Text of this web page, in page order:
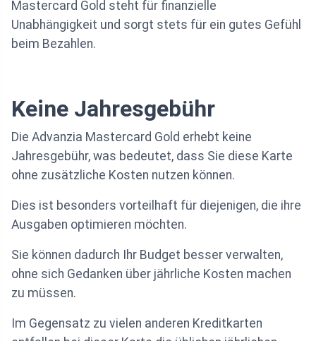
Mastercard Gold steht für finanzielle
Unabhängigkeit und sorgt stets für ein gutes Gefühl
beim Bezahlen.
Keine Jahresgebühr
Die Advanzia Mastercard Gold erhebt keine
Jahresgebühr, was bedeutet, dass Sie diese Karte
ohne zusätzliche Kosten nutzen können.
Dies ist besonders vorteilhaft für diejenigen, die ihre
Ausgaben optimieren möchten.
Sie können dadurch Ihr Budget besser verwalten,
ohne sich Gedanken über jährliche Kosten machen
zu müssen.
Im Gegensatz zu vielen anderen Kreditkarten